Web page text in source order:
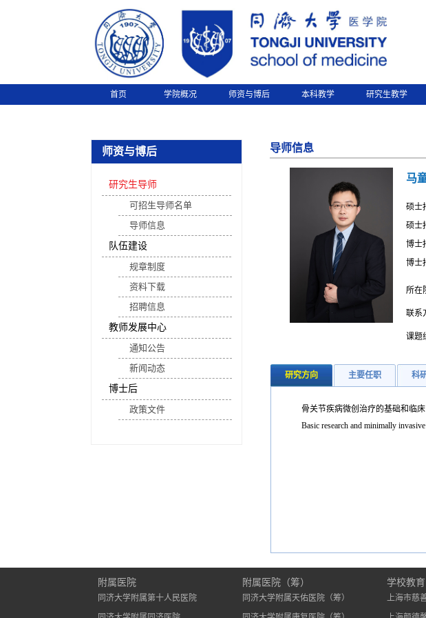
首页 学院概况 师资与博后 本科教学 研究生教学
师资与博后
研究生导师
可招生导师名单
导师信息
队伍建设
规章制度
资料下载
招聘信息
教师发展中心
通知公告
新闻动态
博士后
政策文件
导师信息
马
硕士
硕士
博士
博士
所在
联系
课题
研究方向 主要任职 科
骨关节疾病微创治疗的基础和临
Basic research and minimally
附属医院
同济大学附属第十人民医院
附属医院（筹）
同济大学附属天佑医院（筹）
学校教育
上海市慈